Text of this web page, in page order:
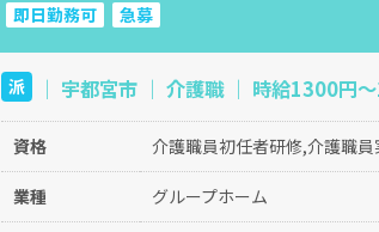
即日勤務可 急募
派 ｜ 宇都宮市 ｜ 介護職 ｜ 時給1300円
資格 介護職員初任者研修,介護職
業種 グループホーム